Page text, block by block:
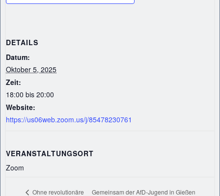
DETAILS
Datum:
Oktober 5, 2025
Zeit:
18:00 bis 20:00
Website:
https://us06web.zoom.us/j/85478230761
VERANSTALTUNGSORT
Zoom
Ohne revolutionäre
Gemeinsam der AfD-Jugend in Gießen